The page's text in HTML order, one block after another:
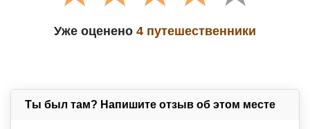
Уже оценено 4 путешественники
Ты был там? Напишите отзыв об этом месте